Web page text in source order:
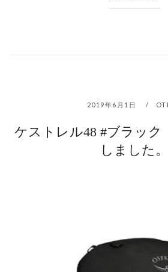
2019年6月1日
ケストレル48 #ブラック
しました。